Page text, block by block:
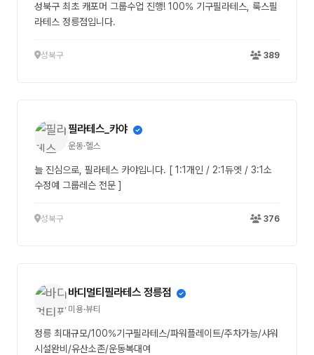
성북구 최초 캐포머 그룹수업 진행! 100% 기구필라테스, 룩스필
라테스 정릉점입니다.
성북구 389
필라테스_카야
운동·헬스
늘 진심으로, 필라테스 카야입니다. [ 1:1개인 / 2:1듀엣 / 3:1소
수정예 그룹레슨 전문 ]
성북구 376
바디멀티필라테스 정릉점
미용·뷰티
정릉 최대규모/100%기구필라테스/파워플레이트/주차가능/샤워
시설완비/유산소존/운동복대여